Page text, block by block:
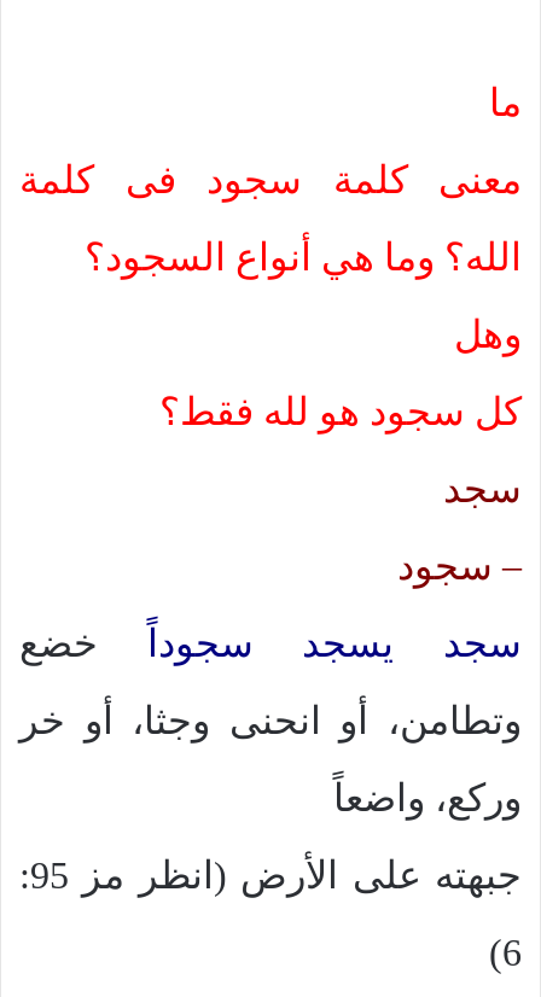
ما
معنى كلمة سجود فى كلمة
الله؟ وما هي أنواع السجود؟
وهل
كل سجود هو لله فقط؟
سجد
– سجود
سجد يسجد سجوداً خضع
وتطامن، أو انحنى وجثا، أو خر
وركع، واضعاً
جبهته على الأرض (انظر مز 95:
6)